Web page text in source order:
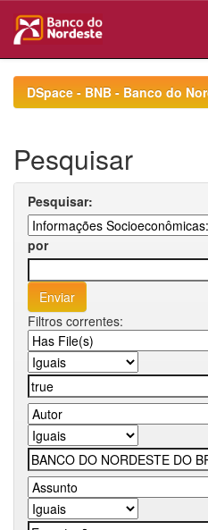
navigationDSpace - BNB - Banco do
Pesquisar
Pesquisar:
por
Filtros correntes: